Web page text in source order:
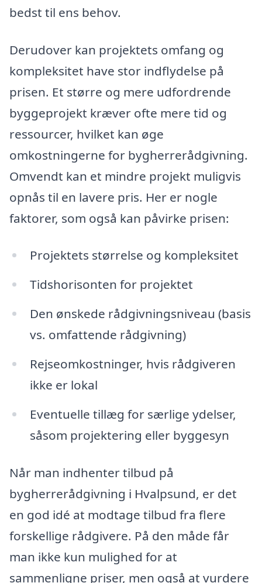
bedst til ens behov.
Derudover kan projektets omfang og
kompleksitet have stor indflydelse på
prisen. Et større og mere udfordrende
byggeprojekt kræver ofte mere tid og
ressourcer, hvilket kan øge
omkostningerne for bygherrerådgivning.
Omvendt kan et mindre projekt muligvis
opnås til en lavere pris. Her er nogle
faktorer, som også kan påvirke prisen:
Projektets størrelse og kompleksitet
Tidshorisonten for projektet
Den ønskede rådgivningsniveau (basis
vs. omfattende rådgivning)
Rejseomkostninger, hvis rådgiveren
ikke er lokal
Eventuelle tillæg for særlige ydelser,
såsom projektering eller byggesyn
Når man indhenter tilbud på
bygherrerådgivning i Hvalpsund, er det
en god idé at modtage tilbud fra flere
forskellige rådgivere. På den måde får
man ikke kun mulighed for at
sammenligne priser, men også at vurdere